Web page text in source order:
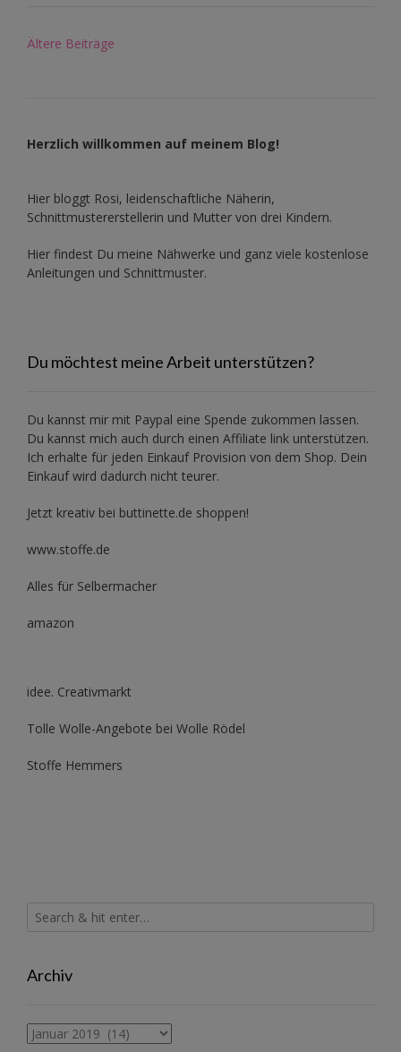
Beitragsnavigation
Ältere Beiträge
Herzlich willkommen auf meinem Blog!
Hier bloggt Rosi, leidenschaftliche Näherin,
Schnittmustererstellerin und Mutter von drei Kindern.
Hier findest Du meine Nähwerke und ganz viele kostenlose
Anleitungen und Schnittmuster.
Du möchtest meine Arbeit unterstützen?
Du kannst mir mit Paypal eine Spende zukommen lassen.
Du kannst mich auch durch einen Affiliate link unterstützen.
Ich erhalte für jeden Einkauf Provision von dem Shop. Dein
Einkauf wird dadurch nicht teurer.
Jetzt kreativ bei buttinette.de shoppen!
www.stoffe.de
Alles für Selbermacher
amazon
idee. Creativmarkt
Tolle Wolle-Angebote bei Wolle Rödel
Stoffe Hemmers
Archiv
Archiv